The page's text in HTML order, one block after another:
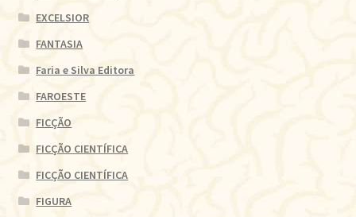
EXCELSIOR
FANTASIA
Faria e Silva Editora
FAROESTE
FICÇÃO
FICÇÃO CIENTÍFICA
FICÇÃO CIENTÍFICA
FIGURA